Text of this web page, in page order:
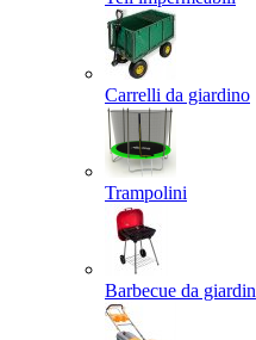
Carrelli da giardino
Trampolini
Barbecue da